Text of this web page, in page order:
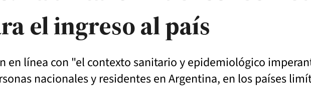
el ingreso al país
en línea con "el contexto sanitario y epidemiológico
nacionales y residentes en Argentina, en los países